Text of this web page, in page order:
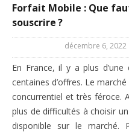
Forfait Mobile : Que
souscrire ?
décembre 6, 2022
En France, il y a plus d’une
centaines d’offres. Le
concurrentiel et très féroce.
plus de difficultés à choisir
disponible sur le marché.